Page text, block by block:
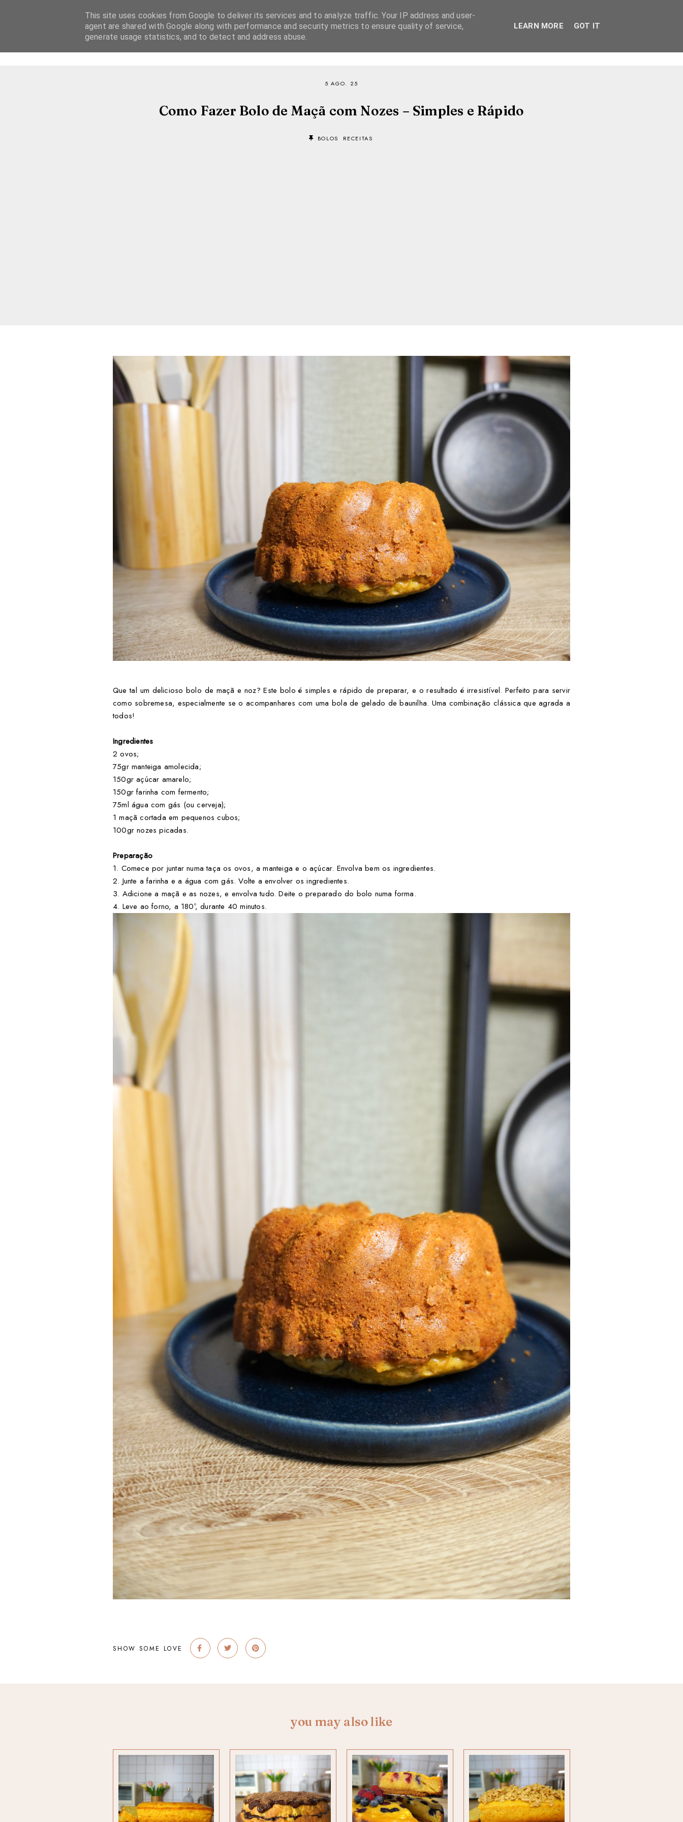
SOBRE RECEITAS
5 AGO. 25
Como Fazer Bolo de Maçã com Nozes – Simples e Rápido
BOLOS RECEITAS
Que tal um delicioso bolo de maçã e noz?Este bolo é simples e rápido de preparar, e o resultado é irresistível. Perfeito para servir
como sobremesa, especialmente se o acompanhares com uma bola de gelado de baunilha. Uma combinação clássica que agrada a
todos!
Ingredientes
2 ovos;
75gr manteiga amolecida;
150gr açúcar amarelo;
150gr farinha com fermento;
75ml água com gás (ou cerveja);
1 maçã cortada em pequenos cubos;
100gr nozes picadas.
Preparação
1. Comece por juntar numa taça os ovos, a manteiga e o açúcar. Envolva bem os ingredientes.
2. Junte a farinha e a água com gás. Volte a envolver os ingredientes.
3. Adicione a maçã e as nozes, e envolva tudo. Deite o preparado do bolo numa forma.
4. Leve ao forno, a 180º, durante 40 minutos.
SHOW SOME LOVE
you may also like
This site uses cookies from Google to deliver its services and to analyze traffic. Your IP address and user-
agent are shared with Google along with performance and security metrics to ensure quality of service,
generate usage statistics, and to detect and address abuse.
LEARN MORE GOT IT